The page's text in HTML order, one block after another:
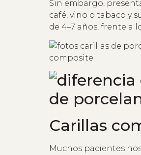
Sin embargo,
café, vino o tabaco y
de 4–7 años, frente a
Carillas
Muchos pacientes